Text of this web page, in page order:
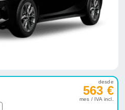
desde
563 €
mes / IVA incl.